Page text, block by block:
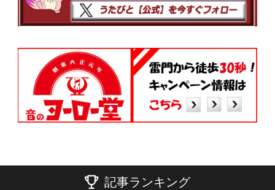
記事ランキング